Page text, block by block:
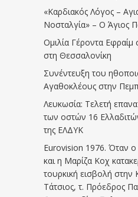
«Καρδιακός Λόγος –
Νοσταλγία» – Ο Άγιος
Ομιλία Γέροντα
στη Θεσσαλονίκη
Συνέντευξη του
Αγαθοκλέους στην
Λευκωσία: Τελετή
των οστών 16
της ΕΛΔΥΚ
Eurovision 1976. Όταν
και η Μαρίζα Κοχ
τουρκική εισβολή
Τάτσιος, τ. Πρόεδρος